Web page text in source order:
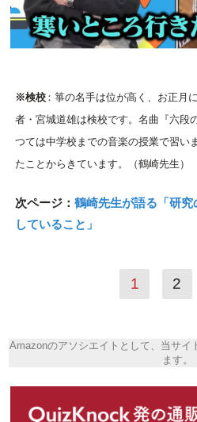
※検校：箏の名手は位が高く、お正月
者・宮城道雄は検校です。名曲『六段
つては中学校までの音楽の授業で習い
たことからきています。（鶴崎先生）
次ページ： 鶴崎先生が語る「研
していること」
1 2
Amazonのアソシエイトとして、当サイ
ます。